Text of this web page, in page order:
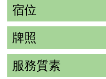
宿位
牌照
服務質素